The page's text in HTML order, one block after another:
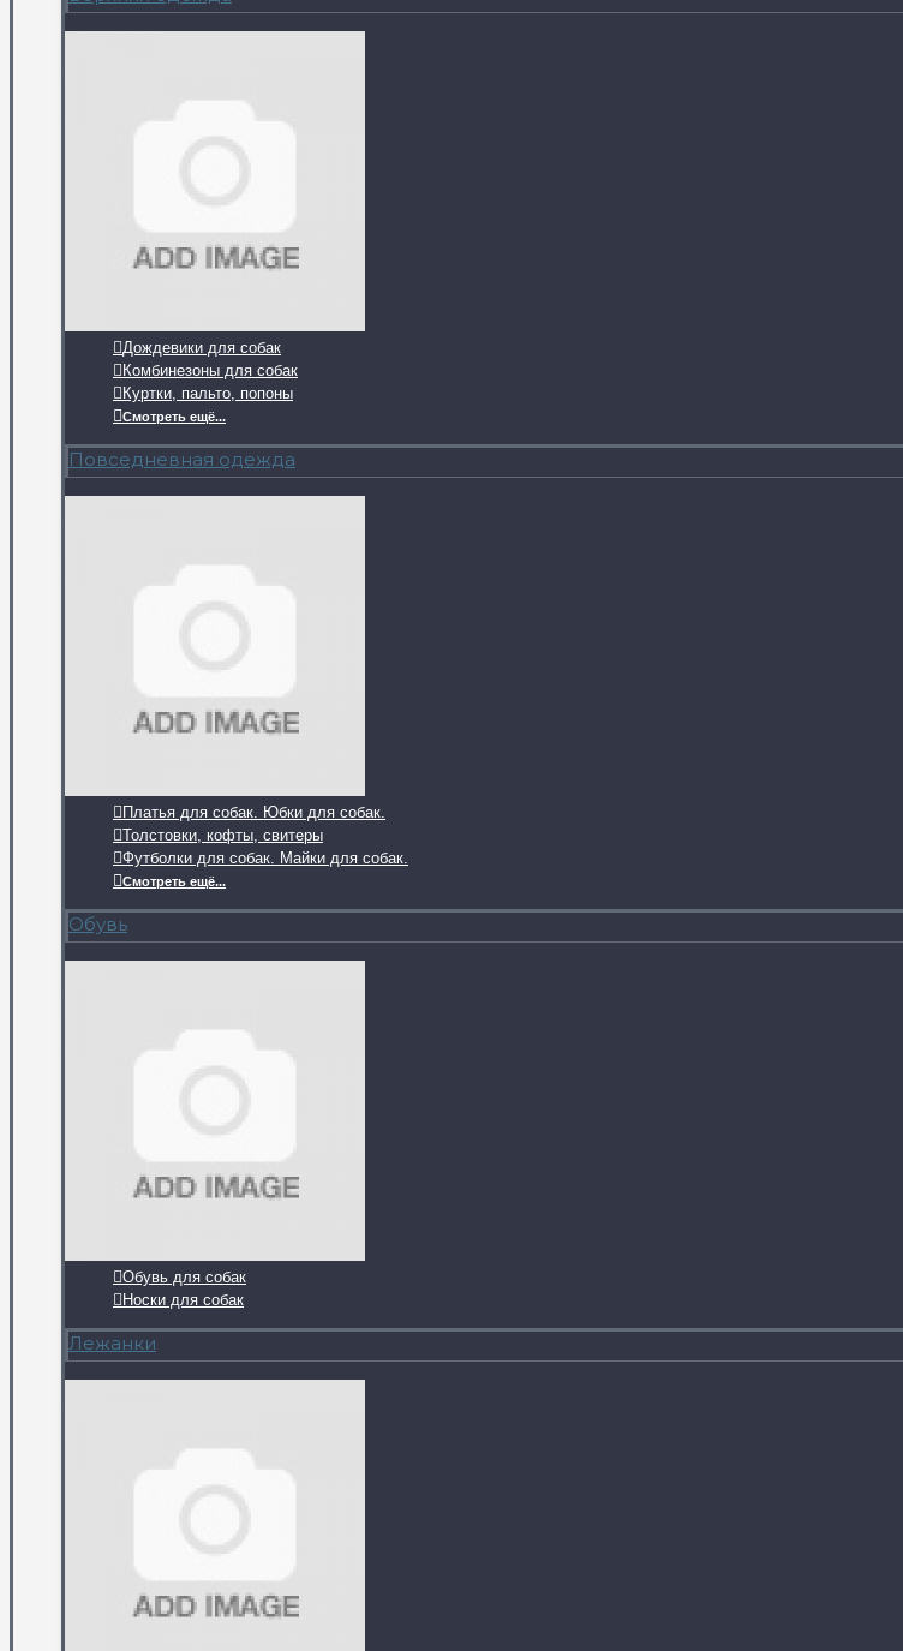
Дождевики для собак
Комбинезоны для собак
Куртки, пальто, попоны
Смотреть ещё...
Повседневная одежда
Платья для собак. Юбки для собак.
Толстовки, кофты, свитеры
Футболки для собак. Майки для собак.
Смотреть ещё...
Обувь
Обувь для собак
Носки для собак
Лежанки